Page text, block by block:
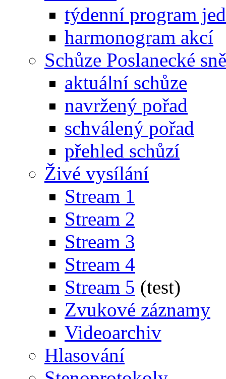
týdenní program
harmonogram akcí
Schůze Poslanecké
aktuální schůze
navržený pořad
schválený pořad
přehled schůzí
Živé vysílání
Stream 1
Stream 2
Stream 3
Stream 4
Stream 5 (test)
Zvukové záznamy
Videoarchiv
Hlasování